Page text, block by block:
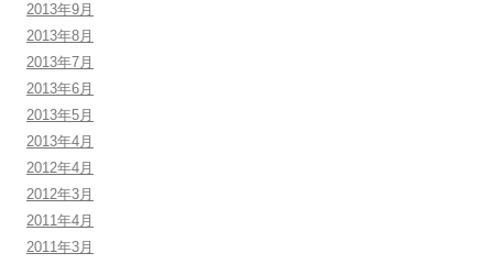
2013年9月
2013年8月
2013年7月
2013年6月
2013年5月
2013年4月
2012年4月
2012年3月
2011年4月
2011年3月